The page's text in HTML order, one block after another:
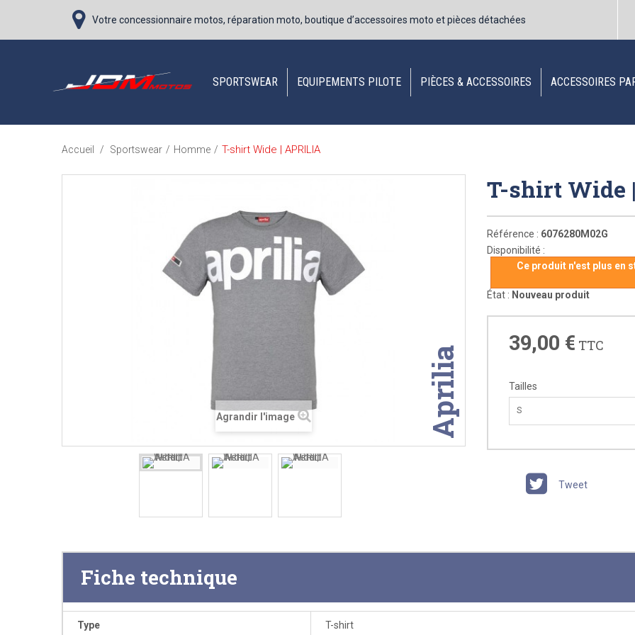
Votre concessionnaire motos, réparation moto, boutique d’accessoires moto et pièces détachées
SPORTSWEAR EQUIPEMENTS PILOTE PIÈCES & ACCESSOIRES ACCESSOIRES
Accueil / Sportswear / Homme / T-shirt Wide | APRILIA
Agrandir l'image Aprilia
T-shirt Wide
Référence : 6076280M02G
Disponibilité :
Ce produit n'est plus en
État : Nouveau produit
39,00 € TTC
Tailles
S
Tweet
Fiche technique
Type T-shirt